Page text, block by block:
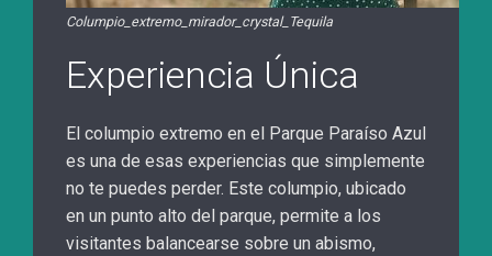
Columpio_extremo_mirador_crystal_Tequila
Experiencia Única
El columpio extremo en el Parque Paraíso Azul
es una de esas experiencias que simplemente
no te puedes perder. Este columpio, ubicado
en un punto alto del parque, permite a los
visitantes balancearse sobre un abismo,